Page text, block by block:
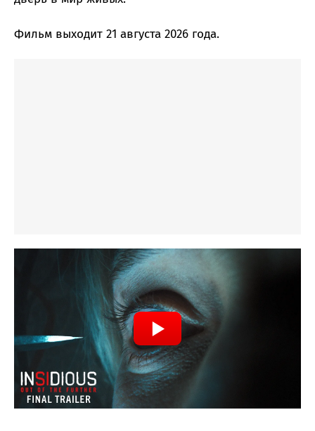
Фильм выходит 21 августа 2026 года.